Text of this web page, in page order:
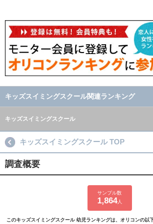
キッズスイミングスクール関連ランキング
キッズスイミングスクール
キッズスイミングスクール TOP
調査概要
サンプル数
1,864人
このキッズスイミングスクール 幼児ランキングは、オリコンの以